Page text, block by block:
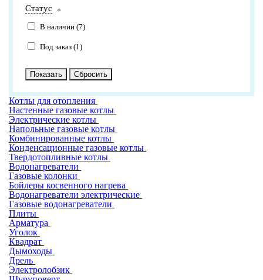
Статус
В наличии (7)
Под заказ (1)
Котлы для отопления
Настенные газовые котлы
Электрические котлы
Напольные газовые котлы
Комбинированные котлы
Конденсационные газовые котлы
Твердотопливные котлы
Водонагреватели
Газовые колонки
Бойлеры косвенного нагрева
Водонагреватели электрические
Газовые водонагреватели
Плиты
Арматура
Уголок
Квадрат
Дымоходы
Дрель
Электролобзик